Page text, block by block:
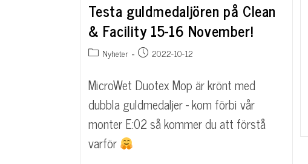
Testa guldmedaljören på Clean
& Facility 15-16 November!
Nyheter 2022-10-12
MicroWet Duotex Mop är krönt med
dubbla guldmedaljer - kom förbi vår
monter E:02 så kommer du att förstå
varför